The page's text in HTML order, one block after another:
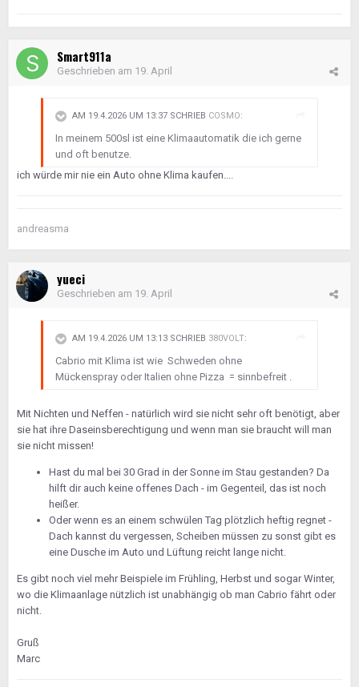
Smart911a
Geschrieben am 19. April
AM 19.4.2026 UM 13:37 SCHRIEB COSMO:
In meinem 500sl ist eine Klimaautomatik die ich gerne
und oft benutze.
ich würde mir nie ein Auto ohne Klima kaufen....
andreasma
yueci
Geschrieben am 19. April
AM 19.4.2026 UM 13:13 SCHRIEB 380VOLT:
Cabrio mit Klima ist wie Schweden ohne
Mückenspray oder Italien ohne Pizza = sinnbefreit .
Mit Nichten und Neffen - natürlich wird sie nicht sehr oft benötigt, aber
sie hat ihre Daseinsberechtigung und wenn man sie braucht will man
sie nicht missen!
Hast du mal bei 30 Grad in der Sonne im Stau gestanden? Da
hilft dir auch keine offenes Dach - im Gegenteil, das ist noch
heißer.
Oder wenn es an einem schwülen Tag plötzlich heftig regnet -
Dach kannst du vergessen, Scheiben müssen zu sonst gibt es
eine Dusche im Auto und Lüftung reicht lange nicht.
Es gibt noch viel mehr Beispiele im Frühling, Herbst und sogar Winter,
wo die Klimaanlage nützlich ist unabhängig ob man Cabrio fährt oder
nicht.
Gruß
Marc